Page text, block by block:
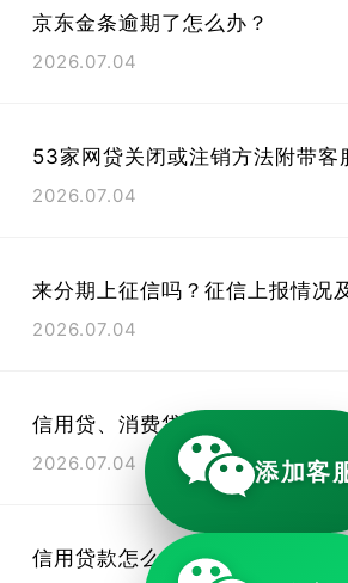
京东金条逾期了怎么办？
2026.07.04
53家网贷关闭或注销方法附带客
2026.07.04
来分期上征信吗？征信上报情况
2026.07.04
信用贷、消费贷、抵押贷、网贷
2026.07.04
信用贷款怎么借？
添加客